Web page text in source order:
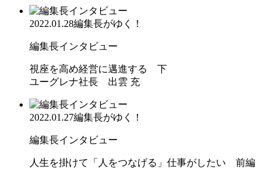
2022.01.28編集長がゆく！
編集長インタビュー
視座を高め経営に邁進する 下
ユーグレナ社長 出雲 充
2022.01.27編集長がゆく！
編集長インタビュー
人生を掛けて「人をつなげる」仕事がしたい 前編